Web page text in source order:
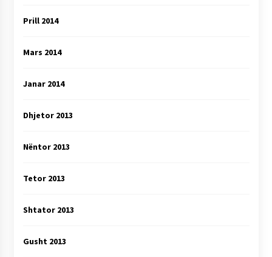
Prill 2014
Mars 2014
Janar 2014
Dhjetor 2013
Nëntor 2013
Tetor 2013
Shtator 2013
Gusht 2013